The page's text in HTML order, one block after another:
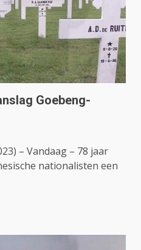
Goebeng-
– Vandaag – 78 jaar
nationalisten een